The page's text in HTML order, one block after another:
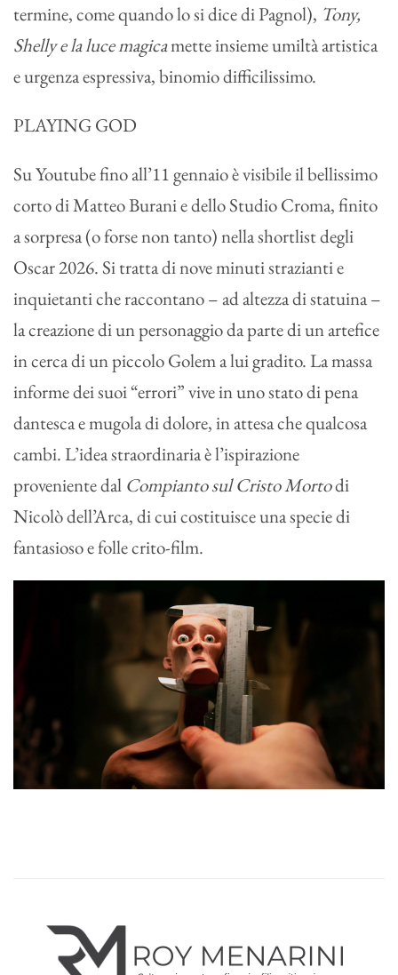
termine, come quando lo si dice di Pagnol), Tony,
Shelly e la luce magicamette insieme umiltà artistica
e urgenza espressiva, binomio difficilissimo.
PLAYING GOD
Su Youtube fino all’11 gennaio è visibile il bellissimo
corto di Matteo Burani e dello Studio Croma, finito
a sorpresa (o forse non tanto) nella shortlist degli
Oscar 2026. Si tratta di nove minuti strazianti e
inquietanti che raccontano – ad altezza di statuina –
la creazione di un personaggio da parte di un artefice
in cerca di un piccolo Golem a lui gradito. La massa
informe dei suoi “errori” vive in uno stato di pena
dantesca e mugola di dolore, in attesa che qualcosa
cambi. L’idea straordinaria è l’ispirazione
proveniente dal Compianto sul Cristo Mortodi
Nicolò dell’Arca, di cui costituisce una specie di
fantasioso e folle crito-film.